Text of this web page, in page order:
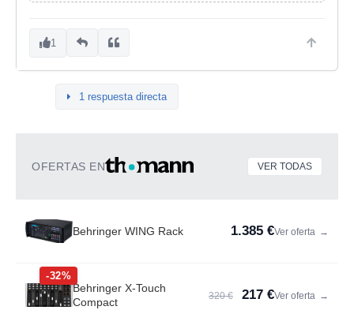
1
1 respuesta directa
OFERTAS EN VER TODAS
Behringer WING Rack 1.385 €Ver oferta →
-32%
Behringer X-Touch
Compact
320 € 217 €Ver oferta →